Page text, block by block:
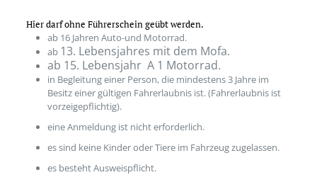
Hier darf ohne Führerschein geübt werden.
ab 16 Jahren Auto-und Motorrad.
ab 13. Lebensjahres mit dem Mofa.
ab 15. Lebensjahr A 1 Motorrad.
in Begleitung einer Person, die mindestens 3 Jahre im
Besitz einer gültigen Fahrerlaubnis ist. (Fahrerlaubnis ist
vorzeigepflichtig).
eine Anmeldung ist nicht erforderlich.
es sind keine Kinder oder Tiere im Fahrzeug zugelassen.
es besteht Ausweispflicht.